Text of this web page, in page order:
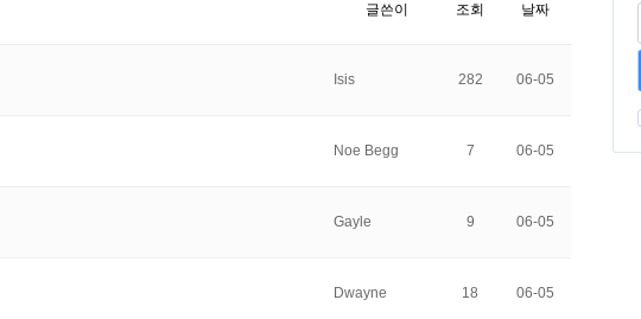
글쓴이 조회 날짜
Isis 282 06-05
Noe Begg 7 06-05
Gayle 9 06-05
Dwayne 18 06-05